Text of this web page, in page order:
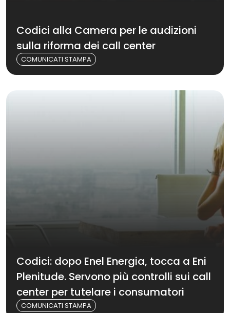
Codici alla Camera per le audizioni
sulla riforma dei call center
COMUNICATI STAMPA
Codici: dopo Enel Energia, tocca a Eni
Plenitude. Servono più controlli sui call
center per tutelare i consumatori
COMUNICATI STAMPA